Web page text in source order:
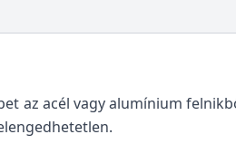
az acél vagy alumínium